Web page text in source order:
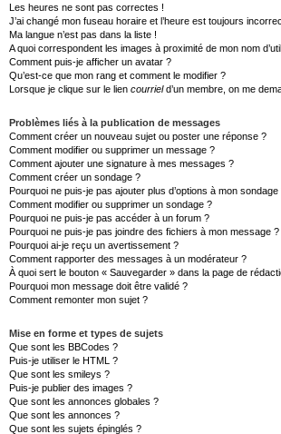
Les heures ne sont pas correctes !
J’ai changé mon fuseau horaire et l’heure est toujours
Ma langue n’est pas dans la liste !
A quoi correspondent les images à proximité de mon nom
Comment puis-je afficher un avatar ?
Qu’est-ce que mon rang et comment le modifier ?
Lorsque je clique sur le lien courrield’un membre, on me
Problèmes liés à la publication de messages
Comment créer un nouveau sujet ou poster une réponse ?
Comment modifier ou supprimer un message ?
Comment ajouter une signature à mes messages ?
Comment créer un sondage ?
Pourquoi ne puis-je pas ajouter plus d’options à mon sondage
Comment modifier ou supprimer un sondage ?
Pourquoi ne puis-je pas accéder à un forum ?
Pourquoi ne puis-je pas joindre des fichiers à mon message ?
Pourquoi ai-je reçu un avertissement ?
Comment rapporter des messages à un modérateur ?
À quoi sert le bouton « Sauvegarder » dans la page de
Pourquoi mon message doit être validé ?
Comment remonter mon sujet ?
Mise en forme et types de sujets
Que sont les BBCodes ?
Puis-je utiliser le HTML ?
Que sont les smileys ?
Puis-je publier des images ?
Que sont les annonces globales ?
Que sont les annonces ?
Que sont les sujets épinglés ?